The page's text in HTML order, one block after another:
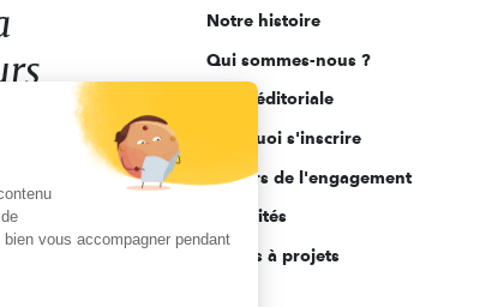
Notre histoire
Qui sommes-nous ?
Ligne éditoriale
Pourquoi s'inscrire
Acteurs de l'engagement
Actualités
Appels à projets
vous accompagner pendant